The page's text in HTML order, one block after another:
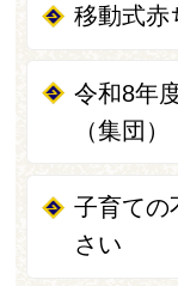
移動式赤
令和8年
（集団）
子育ての
さい